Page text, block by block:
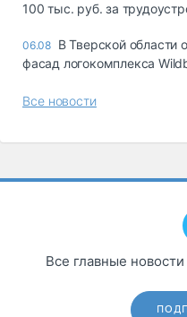
100 тыс. руб. за
06.08 В Тверской области
фасад логокомплекса
Все новости
Все главные